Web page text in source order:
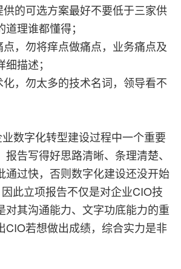
的可选方案最好不要低于三家供
理谁都懂得；
，勿将痒点做痛点，业务痛点及
描述；
，勿太多的技术名词，领导看不
数字化转型建设过程中一个重要
告写得好思路清晰、条理清楚、
通过快，否则数字化建设还没开始
此立项报告不仅是对企业CIO技
对其沟通能力、文字功底能力的重
CIO若想做出成绩，综合实力是非